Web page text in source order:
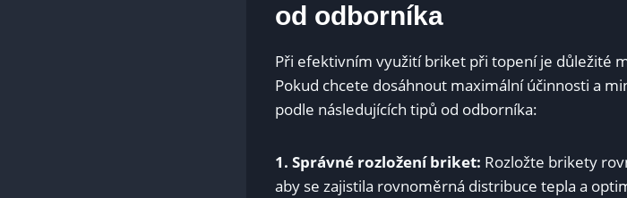
od odborníka
Při efektivním využití briket při topení je důležité
Pokud chcete dosáhnout maximální účinnosti a
podle následujících tipů od odborníka:
1. Správné rozložení briket: Rozložte brikety
aby se zajistila rovnoměrná distribuce tepla a